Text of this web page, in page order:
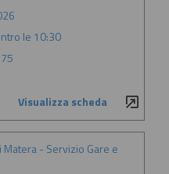
le 10:30
Visualizza scheda
Matera - Servizio Gare e